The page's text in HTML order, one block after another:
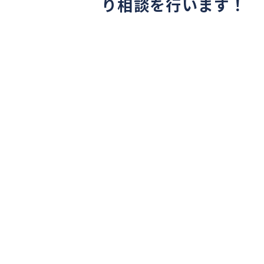
り相談を行います！